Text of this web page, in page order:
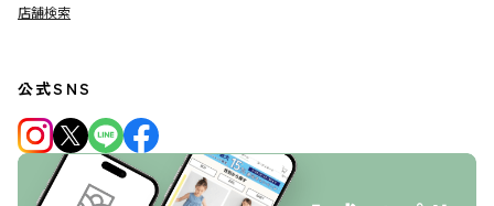
店舗検索
公式SNS